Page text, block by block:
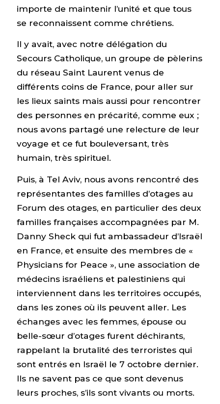
importe de maintenir l’unité et que tous
se reconnaissent comme chrétiens.
Il y avait, avec notre délégation du
Secours Catholique, un groupe de pèlerins
du réseau Saint Laurent venus de
différents coins de France, pour aller sur
les lieux saints mais aussi pour rencontrer
des personnes en précarité, comme eux ;
nous avons partagé une relecture de leur
voyage et ce fut bouleversant, très
humain, très spirituel.
Puis, à Tel Aviv, nous avons rencontré des
représentantes des familles d’otages au
Forum des otages, en particulier des deux
familles françaises accompagnées par M.
Danny Sheck qui fut ambassadeur d’Israël
en France, et ensuite des membres de «
Physicians for Peace », une association de
médecins israéliens et palestiniens qui
interviennent dans les territoires occupés,
dans les zones où ils peuvent aller. Les
échanges avec les femmes, épouse ou
belle-sœur d’otages furent déchirants,
rappelant la brutalité des terroristes qui
sont entrés en Israël le 7 octobre dernier.
Ils ne savent pas ce que sont devenus
leurs proches, s’ils sont vivants ou morts.